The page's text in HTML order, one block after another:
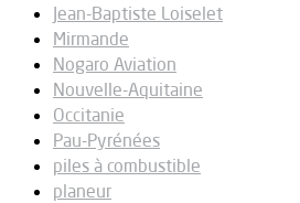
Jean-Baptiste Loiselet
Mirmande
Nogaro Aviation
Nouvelle-Aquitaine
Occitanie
Pau-Pyrénées
piles à combustible
planeur